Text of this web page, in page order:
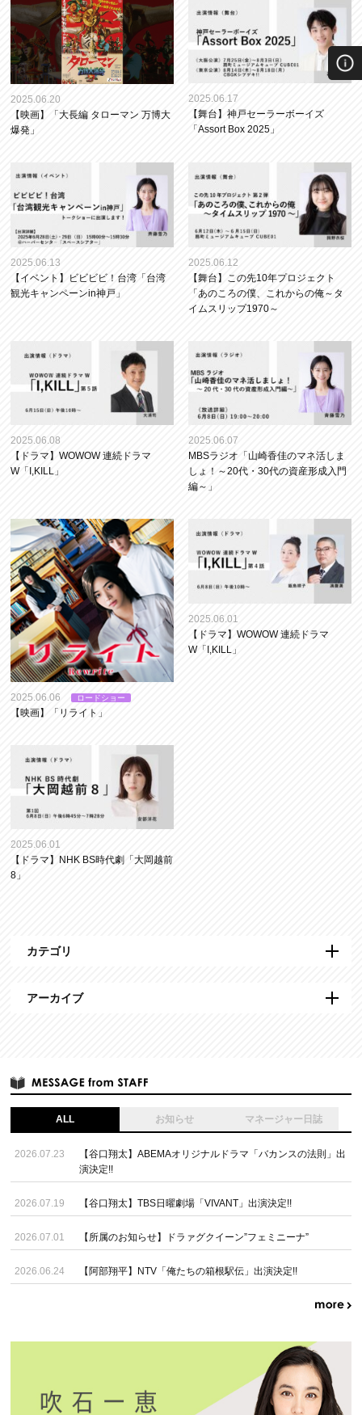
2025.06.20
【映画】「大長編 タローマン 万博大
爆発」
2025.06.17
【舞台】神戸セーラーボーイズ
「Assort Box 2025」
2025.06.13
【イベント】ビビビビ！台湾「台湾
観光キャンペーンin神戸」
2025.06.12
【舞台】この先10年プロジェクト
「あのころの僕、これからの俺～タ
イムスリップ1970～
2025.06.08
【ドラマ】WOWOW 連続ドラマ
W「I,KILL」
2025.06.07
MBSラジオ「山崎香佳のマネ活しま
しょ！～20代・30代の資産形成入門
編～」
2025.06.06 ロードショー
【映画】「リライト」
2025.06.01
【ドラマ】WOWOW 連続ドラマ
W「I,KILL」
2025.06.01
【ドラマ】NHK BS時代劇「大岡越前
8」
カテゴリ
アーカイブ
ALL お知らせ マネージャー日誌
2026.07.23
【谷口翔太】ABEMAオリジナルドラマ「バカンスの法則」出
演決定!!
2026.07.19 【谷口翔太】TBS日曜劇場「VIVANT」出演決定!!
2026.07.01 【所属のお知らせ】ドラァグクイーン”フェミニーナ”
2026.06.24 【阿部翔平】NTV「俺たちの箱根駅伝」出演決定!!